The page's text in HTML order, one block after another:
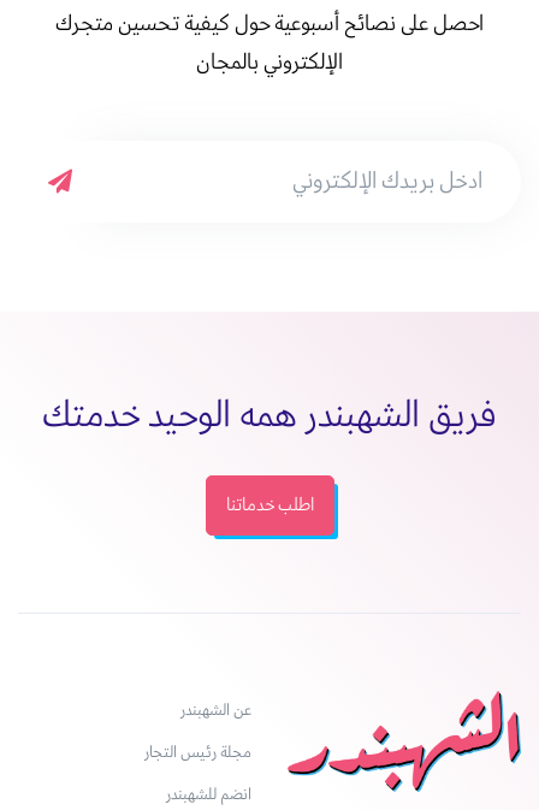
احصل على نصائح أسبوعية حول كيفية تحسين متجرك
الإلكتروني بالمجان
فريق الشهبندر همه الوحيد خدمتك
اطلب خدماتنا
عن الشهبندر
مجلة رئيس التجار
انضم للشهبندر